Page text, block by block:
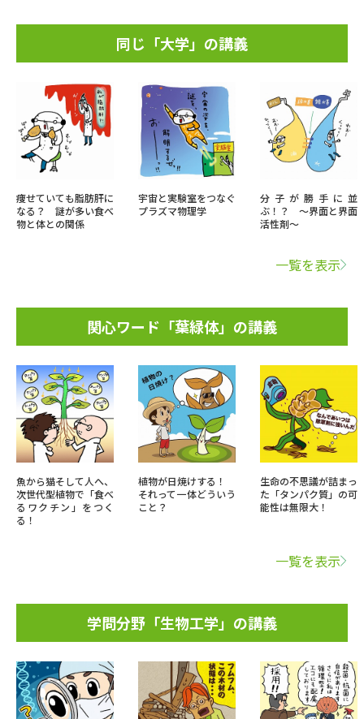
同じ「大学」の講義
痩せていても脂肪肝に
なる？ 謎が多い食べ
物と体との関係
宇宙と実験室をつなぐ
プラズマ物理学
分子が勝手に並
ぶ！？ ～界面と界面
活性剤～
一覧を表示
関心ワード「葉緑体」の講義
魚から猫そして人へ、
次世代型植物で「食べ
るワクチン」をつく
る！
植物が日焼けする！
それって一体どういう
こと？
生命の不思議が詰まっ
た「タンパク質」の可
能性は無限大！
一覧を表示
学問分野「生物工学」の講義